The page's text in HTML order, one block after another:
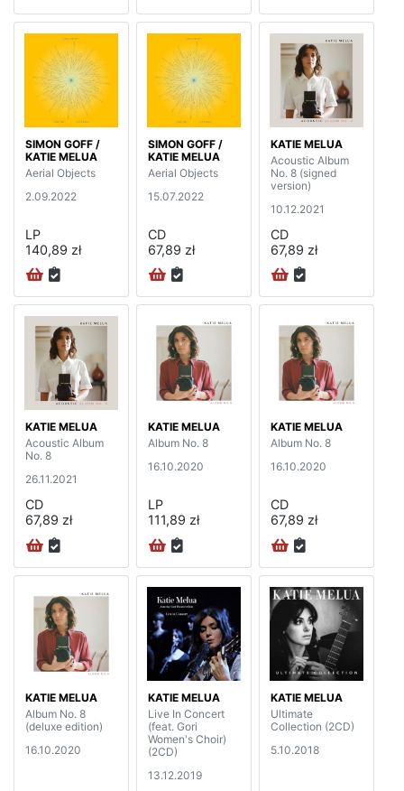
SIMON GOFF /
KATIE MELUA
Aerial Objects
2.09.2022
LP
140,89 zł
SIMON GOFF /
KATIE MELUA
Aerial Objects
15.07.2022
CD
67,89 zł
KATIE MELUA
Acoustic Album
No. 8 (signed
version)
10.12.2021
CD
67,89 zł
KATIE MELUA
Acoustic Album
No. 8
26.11.2021
CD
67,89 zł
KATIE MELUA
Album No. 8
16.10.2020
LP
111,89 zł
KATIE MELUA
Album No. 8
16.10.2020
CD
67,89 zł
KATIE MELUA
Album No. 8
(deluxe edition)
16.10.2020
KATIE MELUA
Live In Concert
(feat. Gori
Women's Choir)
(2CD)
13.12.2019
KATIE MELUA
Ultimate
Collection (2CD)
5.10.2018